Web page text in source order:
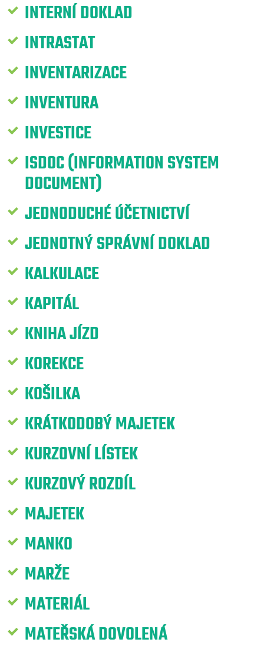
INTERNÍ DOKLAD
INTRASTAT
INVENTARIZACE
INVENTURA
INVESTICE
ISDOC (INFORMATION SYSTEM
DOCUMENT)
JEDNODUCHÉ ÚČETNICTVÍ
JEDNOTNÝ SPRÁVNÍ DOKLAD
KALKULACE
KAPITÁL
KNIHA JÍZD
KOREKCE
KOŠILKA
KRÁTKODOBÝ MAJETEK
KURZOVNÍ LÍSTEK
KURZOVÝ ROZDÍL
MAJETEK
MANKO
MARŽE
MATERIÁL
MATEŘSKÁ DOVOLENÁ